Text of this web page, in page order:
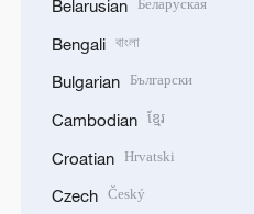
Belarusian
Bengali বাংলা
Bulgarian Български
Cambodian ខ្មែរ
Croatian Hrvatski
Czech Český